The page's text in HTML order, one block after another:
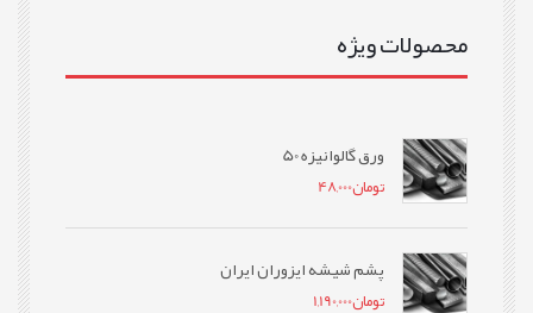
محصولات ویژه
ورق گالوانیزه 50
تومان48,000
پشم شیشه ایزوران ایران
تومان1,190,000